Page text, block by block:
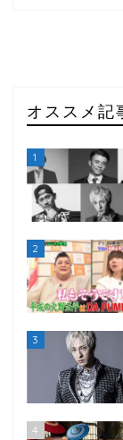
オススメ記
1
2
3
4